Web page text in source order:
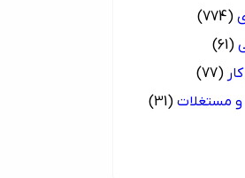
(774)
(61)
(77)
و مستغلات (31)